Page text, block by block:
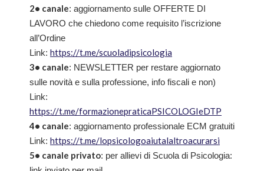
2• canale: aggiornamento sulle OFFERTE DI
LAVORO che chiedono come requisito l’iscrizione
all’Ordine
Link: https://t.me/scuoladipsicologia
3• canale: NEWSLETTER per restare aggiornato
sulle novità e sulla professione, info fiscali e non)
Link:
https://t.me/formazionepraticaPSICOLOGIeDTP
4• canale: aggiornamento professionale ECM gratuiti
Link: https://t.me/lopsicologoaiutalaltroacurarsi
5• canale privato: per allievi di Scuola di Psicologia: